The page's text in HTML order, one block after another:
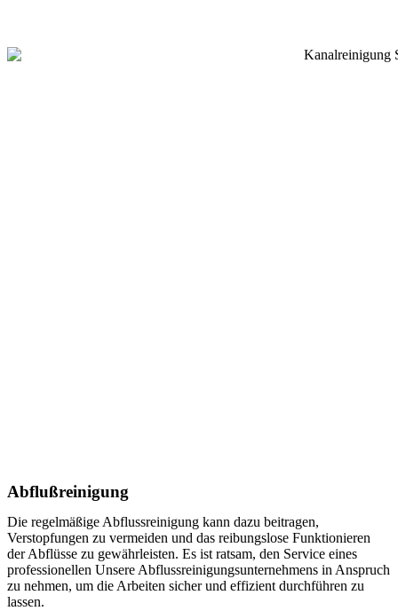
Abflußreinigung
Die regelmäßige Abflussreinigung kann dazu beitragen,
Verstopfungen zu vermeiden und das reibungslose Funktionieren
der Abflüsse zu gewährleisten. Es ist ratsam, den Service eines
professionellen Unsere Abflussreinigungsunternehmens in Anspruch
zu nehmen, um die Arbeiten sicher und effizient durchführen zu
lassen.